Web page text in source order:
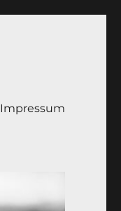
Impressum